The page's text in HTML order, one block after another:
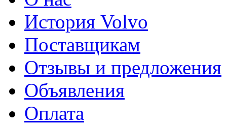
История Volvo
Поставщикам
Отзывы и предложения
Объявления
Оплата